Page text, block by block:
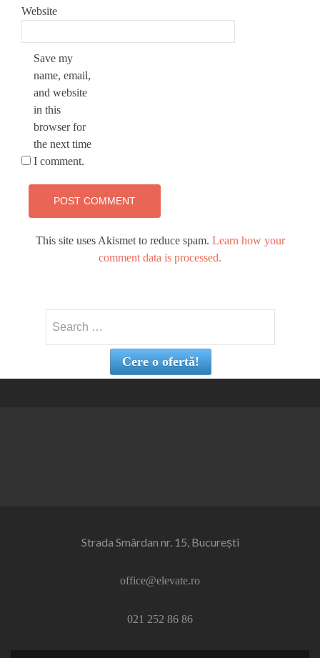
Website
Save my
name, email,
and website
in this
browser for
the next time
I comment.
This site uses Akismet to reduce spam. Learn how your
comment data is processed.
for:
Cere o ofertă!
Strada Smârdan nr. 15, București
office@elevate.ro
021 252 86 86